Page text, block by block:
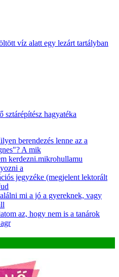
víz alatt egy lezárt tartályban
sztárépítész hagyatéka
berendezés lenne az a
A mik
kerdezni.mikrohullamu
a
jegyzéke (megjelent lektorált
mi a jó a gyereknek, vagy
az, hogy nem is a tanárok